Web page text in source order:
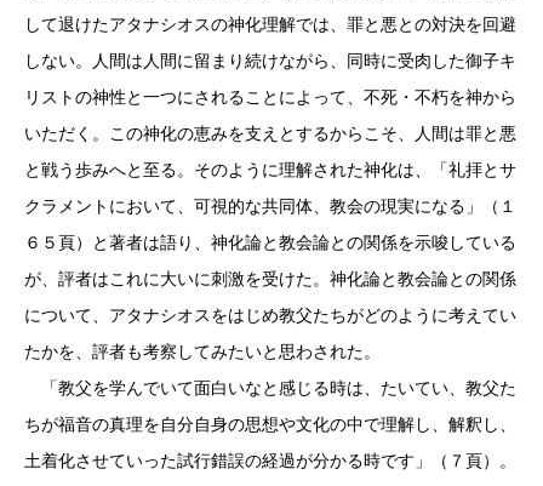
して退けたアタナシオスの神化理解では、罪と悪との対決を回避
しない。人間は人間に留まり続けながら、同時に受肉した御子キ
リストの神性と一つにされることによって、不死・不朽を神から
いただく。この神化の恵みを支えとするからこそ、人間は罪と悪
と戦う歩みへと至る。そのように理解された神化は、「礼拝とサ
クラメントにおいて、可視的な共同体、教会の現実になる」（１
６５頁）と著者は語り、神化論と教会論との関係を示唆している
が、評者はこれに大いに刺激を受けた。神化論と教会論との関係
について、アタナシオスをはじめ教父たちがどのように考えてい
たかを、評者も考察してみたいと思わされた。
「教父を学んでいて面白いなと感じる時は、たいてい、教父た
ちが福音の真理を自分自身の思想や文化の中で理解し、解釈し、
土着化させていった試行錯誤の経過が分かる時です」（７頁）。